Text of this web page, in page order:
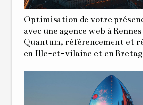
Optimisation de votre
avec une agence web à
Quantum, référencement et
en Ille-et-vilaine et en